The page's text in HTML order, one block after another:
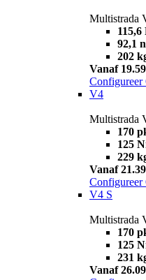
Multistrada
115,6
92,1
202
Vanaf
Configureer
V4
Multistrada
170
125
229
Vanaf
Configureer
V4 S
Multistrada
170
125
231
Vanaf